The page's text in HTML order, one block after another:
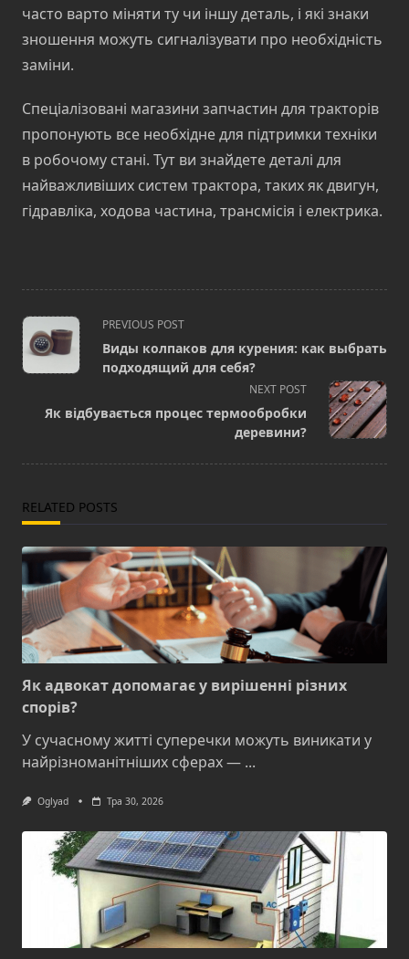
часто варто міняти ту чи іншу деталь, і які знаки
зношення можуть сигналізувати про необхідність
заміни.
Спеціалізовані магазини запчастин для тракторів
пропонують все необхідне для підтримки техніки
в робочому стані. Тут ви знайдете деталі для
найважливіших систем трактора, таких як двигун,
гідравліка, ходова частина, трансмісія і електрика.
<span
class="nav-
subtitle
reader-
PREVIOUS POST
Виды колпаков для курения: как выбрать
подходящий для себя?
NEXT POST
Як відбувається процес термообробки
деревини?
RELATED POSTS
Як адвокат допомагає у вирішенні різних
спорів?
У сучасному житті суперечки можуть виникати у
найрізноманітніших сферах — ...
Oglyad Тра 30, 2026